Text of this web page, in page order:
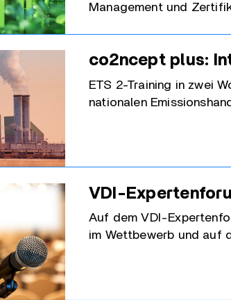
Management und
co2ncept plus:
ETS 2-Training in zwei
nationalen
VDI-
Auf dem VDI-
im Wettbewerb und auf